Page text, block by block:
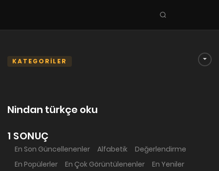
Seri
ara
En Sevilenler
Planlanan Seriler
TÜRLER
Tüm Türler
KATEGORİLER
Nindan türkçe oku
1 SONUÇ
En Son Güncellenenler Alfabetik
Değerlendirme
En Popülerler
En Çok Görüntülenenler En Yeniler